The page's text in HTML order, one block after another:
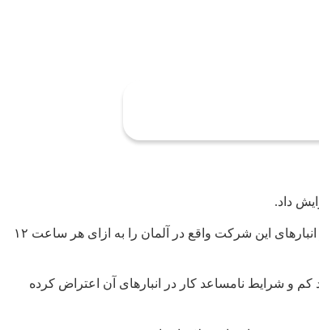
به گزارش خبرگزاری مهر به نقل از رویترز، آمازون پس از کارزاری طولانی با یکی از اتحادیه‌های کارگری بزرگ اعلام کرد حداقل دستمزد کارگران در انبارهای این شرکت واقع در آلمان را به ازای هر ساعت ۱۲
تاکنون با برگزاری اعتصاباتی نسبت به دستمزد کم و شرایط نامساعد کار در انبارهای آن اعتراض کرده